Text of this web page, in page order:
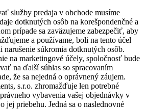
služby predaja v obchode musíme
dotknutých osôb na korešpondenčné a
prípade sa zaväzujeme zabezpečiť, aby
a používame, boli na tento účel
narušenie súkromia dotknutých osôb.
na marketingové účely, spoločnosť bude
na ďalší súhlas so spracovaním
že sa nejedná o oprávnený záujem.
s.r.o. zhromažďuje len potrebné
vybavenia vašej objednávky v
jej priebehu. Jedná sa o naslednovné